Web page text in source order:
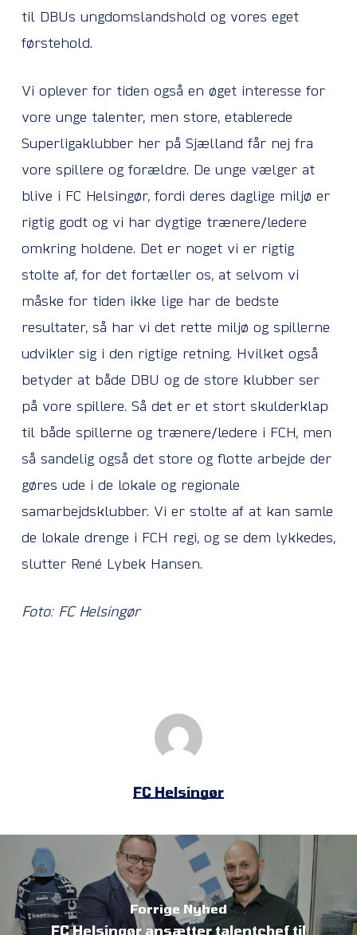
til DBUs ungdomslandshold og vores eget
førstehold.
Vi oplever for tiden også en øget interesse for
vore unge talenter, men store, etablerede
Superligaklubber her på Sjælland får nej fra
vore spillere og forældre. De unge vælger at
blive i FC Helsingør, fordi deres daglige miljø er
rigtig godt og vi har dygtige trænere/ledere
omkring holdene. Det er noget vi er rigtig
stolte af, for det fortæller os, at selvom vi
måske for tiden ikke lige har de bedste
resultater, så har vi det rette miljø og spillerne
udvikler sig i den rigtige retning. Hvilket også
betyder at både DBU og de store klubber ser
på vore spillere. Så det er et stort skulderklap
til både spillerne og trænere/ledere i FCH, men
så sandelig også det store og flotte arbejde der
gøres ude i de lokale og regionale
samarbejdsklubber. Vi er stolte af at kan samle
de lokale drenge i FCH regi, og se dem lykkedes,
slutter René Lybek Hansen.
Foto: FC Helsingør
FC Helsingør
Forrige Nyhed
FC Helsingør ansætter talentchef til